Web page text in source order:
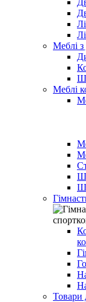
Меблі
Меблі
Товари